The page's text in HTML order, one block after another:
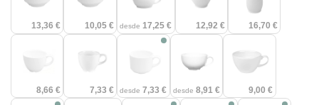
13,36 € 10,05 € desde17,25 € 12,92 € 16,70 €
8,66 € 7,33 € desde 7,33 € desde 8,91 € 9,00 €